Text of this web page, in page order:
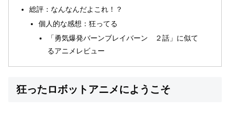
総評：なんなんだよこれ！？
個人的な感想：狂ってる
「勇気爆発バーンブレイバーン ２話」に似て
るアニメレビュー
狂ったロボットアニメにようこそ